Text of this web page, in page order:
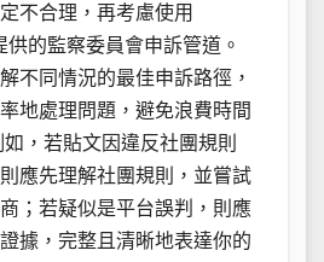
不合理，再考慮使用
供的監察委員會申訴管道。
不同情況的最佳申訴路徑，
地處理問題，避免浪費時間
，若貼文因違反社團規則
應先理解社團規則，並嘗試
；若疑似是平台誤判，則應
據，完整且清晰地表達你的